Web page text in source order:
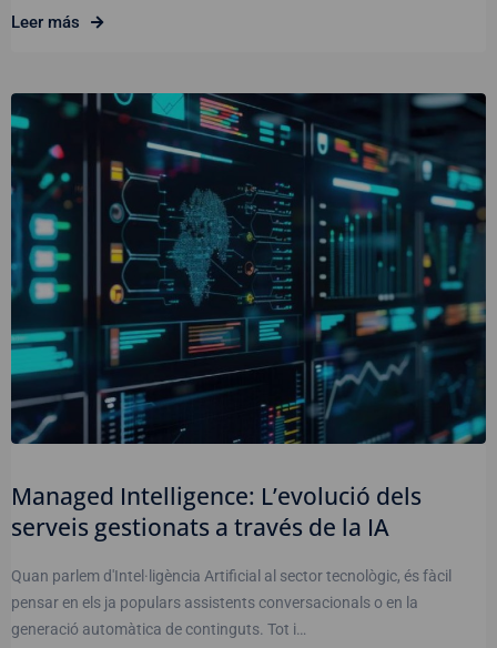
Leer más
Managed Intelligence: L’evolució dels
serveis gestionats a través de la IA
Quan parlem d'Intel·ligència Artificial al sector tecnològic, és fàcil
pensar en els ja populars assistents conversacionals o en la
generació automàtica de continguts. Tot i…